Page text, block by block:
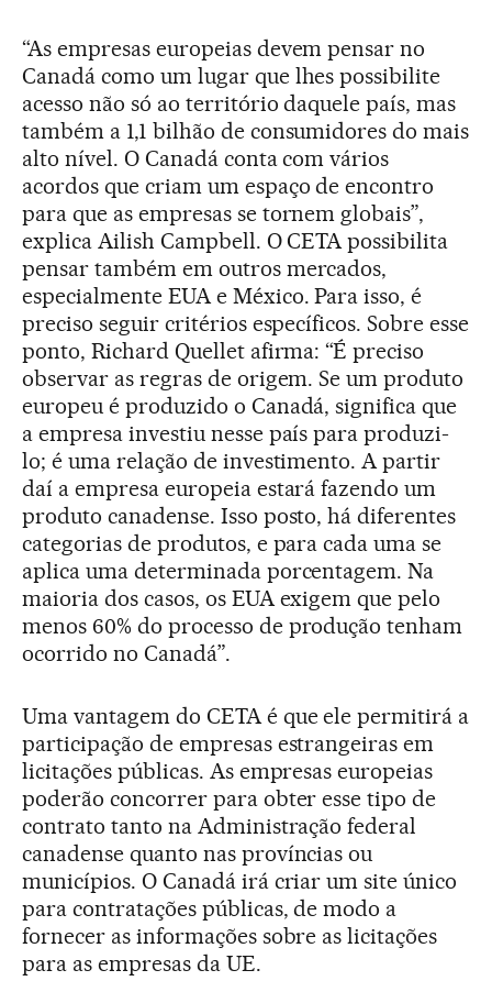
“As empresas europeias devem pensar no
Canadá como um lugar que lhes possibilite
acesso não só ao território daquele país, mas
também a 1,1 bilhão de consumidores do mais
alto nível. O Canadá conta com vários
acordos que criam um espaço de encontro
para que as empresas se tornem globais”,
explica Ailish Campbell. O CETA possibilita
pensar também em outros mercados,
especialmente EUA e México. Para isso, é
preciso seguir critérios específicos. Sobre esse
ponto, Richard Quellet afirma: “É preciso
observar as regras de origem. Se um produto
europeu é produzido o Canadá, significa que
a empresa investiu nesse país para produzi-
lo; é uma relação de investimento. A partir
daí a empresa europeia estará fazendo um
produto canadense. Isso posto, há diferentes
categorias de produtos, e para cada uma se
aplica uma determinada porcentagem. Na
maioria dos casos, os EUA exigem que pelo
menos 60% do processo de produção tenham
ocorrido no Canadá”.
Uma vantagem do CETA é que ele permitirá a
participação de empresas estrangeiras em
licitações públicas. As empresas europeias
poderão concorrer para obter esse tipo de
contrato tanto na Administração federal
canadense quanto nas províncias ou
municípios. O Canadá irá criar um site único
para contratações públicas, de modo a
fornecer as informações sobre as licitações
para as empresas da UE.